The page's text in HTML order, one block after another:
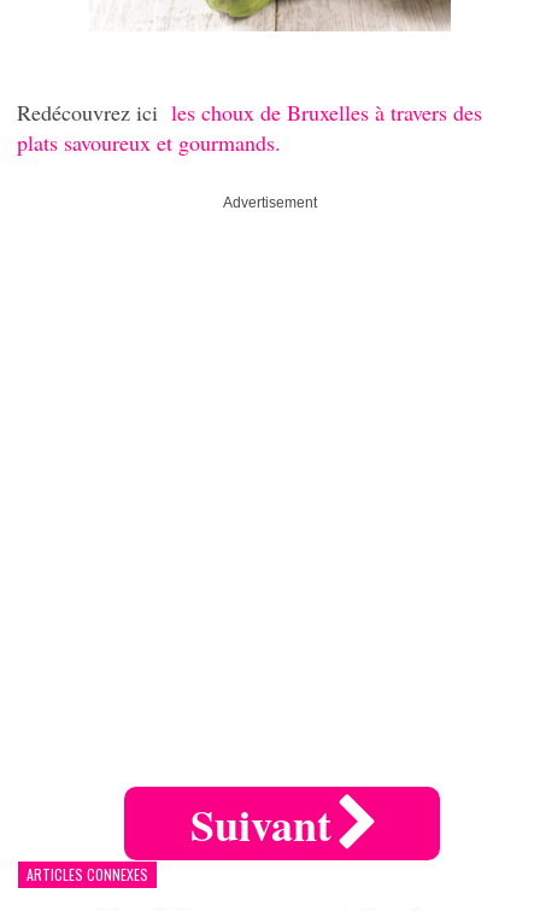
Redécouvrez ici les choux de Bruxelles à travers des
plats savoureux et gourmands.
Advertisement
Suivant
ARTICLES CONNEXES